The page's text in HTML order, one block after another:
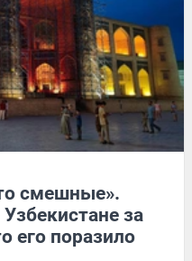
смешные».
за
его поразило